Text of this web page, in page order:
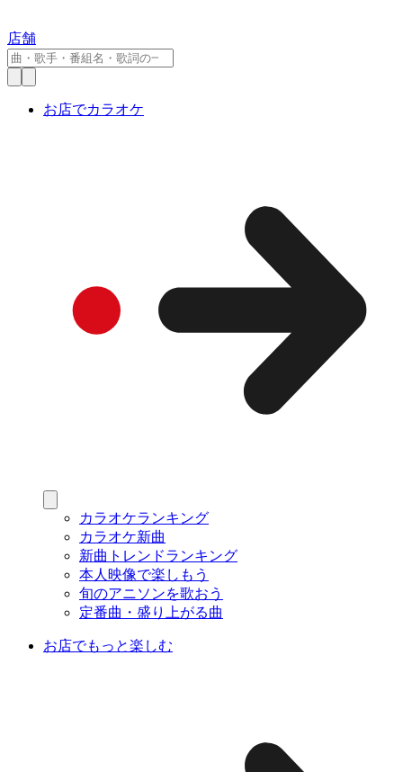
店舗
お店でカラオケ
カラオケランキング
カラオケ新曲
新曲トレンドランキング
本人映像で楽しもう
旬のアニソンを歌おう
定番曲・盛り上がる曲
お店でもっと楽しむ